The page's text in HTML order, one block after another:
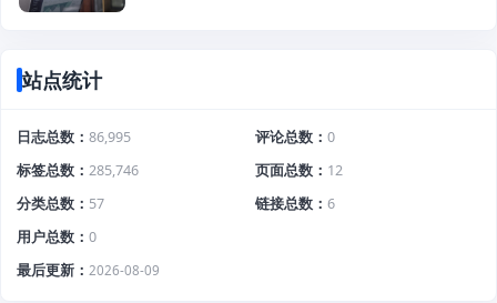
站点统计
日志总数 86,995 评论总数
0
标签总数
285,746 页面总数
12
分类总数
57 链接总数
6
用户总数
0
最后更新
2026-08-09